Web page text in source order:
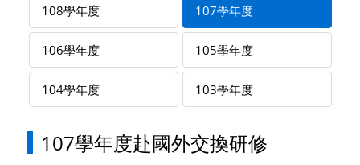
108學年度 107學年度
106學年度 105學年度
104學年度 103學年度
107學年度赴國外交換研修